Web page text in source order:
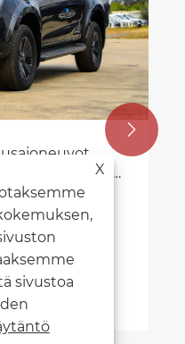
ja vähentävät

X
sivustoa